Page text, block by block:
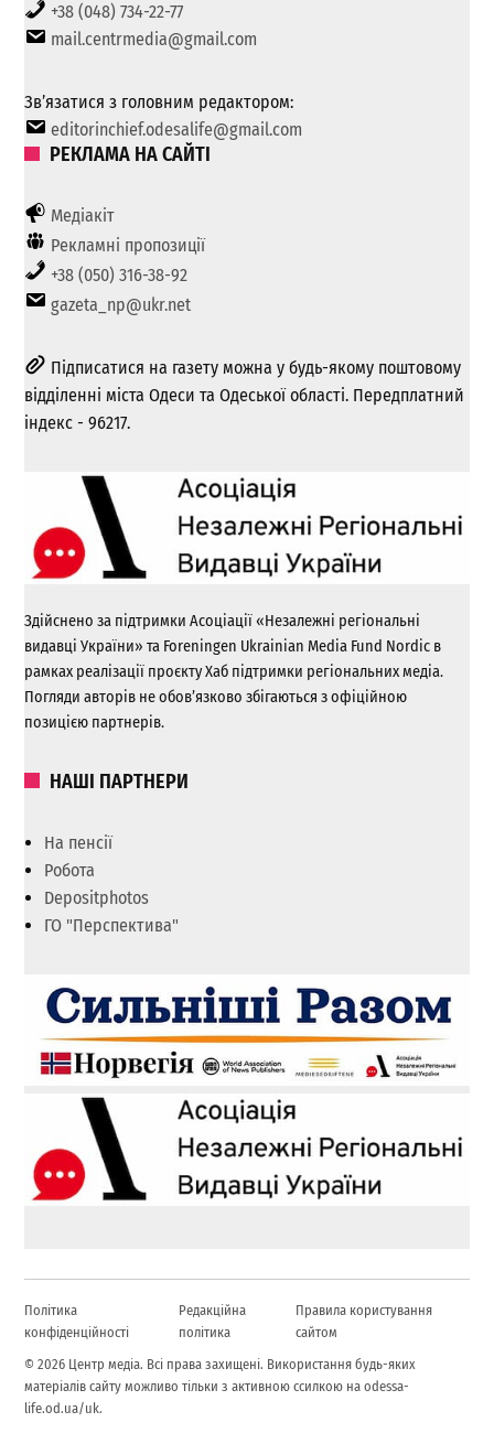
+38 (048) 734-22-77
mail.centrmedia@gmail.com
Зв’язатися з головним редактором:
editorinchief.odesalife@gmail.com
РЕКЛАМА НА САЙТІ
Медіакіт
Рекламні пропозиції
+38 (050) 316-38-92
gazeta_np@ukr.net
Підписатися на газету можна у будь-якому поштовому
відділенні міста Одеси та Одеської області. Передплатний
індекс - 96217.
Здійснено за підтримки Асоціації «Незалежні регіональні
видавці України» та Foreningen Ukrainian Media Fund Nordic в
рамках реалізації проєкту Хаб підтримки регіональних медіа.
Погляди авторів не обов’язково збігаються з офіційною
позицією партнерів.
НАШІ ПАРТНЕРИ
На пенсії
Робота
Depositphotos
ГО "Перспектива"
Політика
конфіденційності
Редакційна
політика
Правила користування
сайтом
© 2026 Центр медіа. Всі права захищені. Використання будь-яких
матеріалів сайту можливо тільки з активною ссилкою на odessa-
life.od.ua/uk.